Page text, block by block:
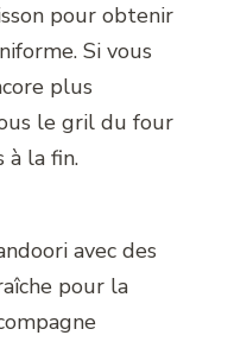
pour obtenir
Si vous
plus
le gril du four
à la fin.
avec des
pour la